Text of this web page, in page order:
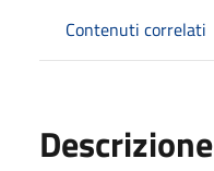
Contenuti correlati
Descrizione